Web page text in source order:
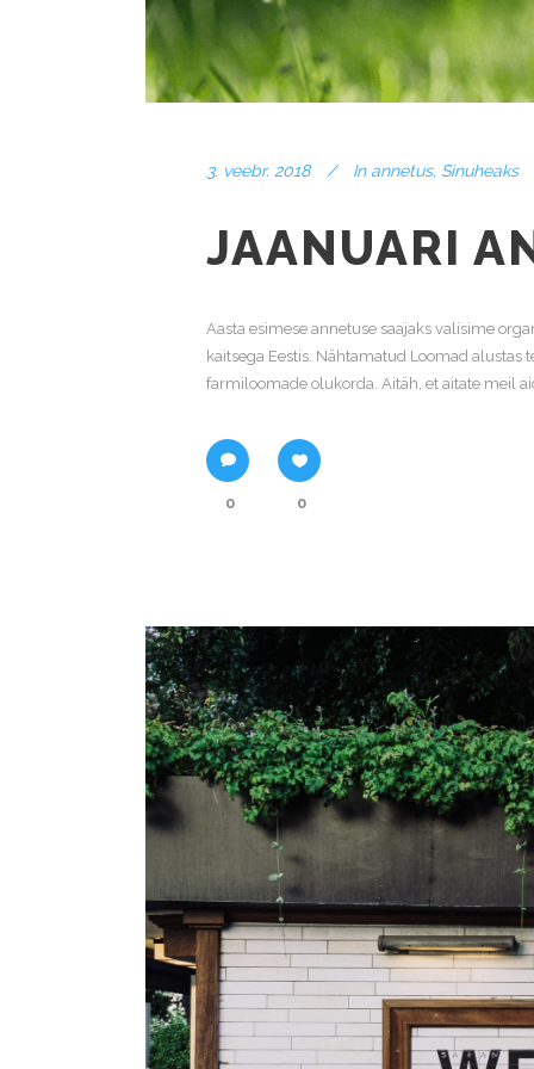
3. veebr. 2018 In annetus, Sinuheaks
JAANUARI
Aasta esimese annetuse saajaks valisime
kaitsega Eestis. Nähtamatud Loomad alustas
farmiloomade olukorda. Aitäh, et aitate meil
0 0